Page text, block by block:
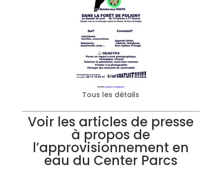
Tous les détails
Voir les articles de presse
à propos de
l’approvisionnement en
eau du Center Parcs